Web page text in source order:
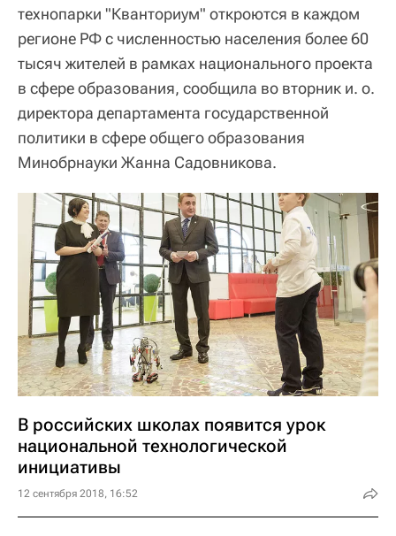
технопарки "Кванториум" откроются в каждом
регионе РФ с численностью населения более 60
тысяч жителей в рамках национального проекта
в сфере образования, сообщила во вторник и. о.
директора департамента государственной
политики в сфере общего образования
Минобрнауки Жанна Садовникова.
В российских школах появится урок
национальной технологической
инициативы
12 сентября 2018, 16:52